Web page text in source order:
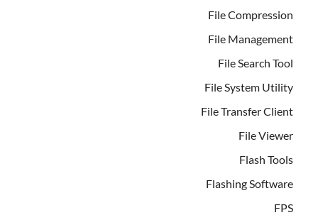
File Compression
File Management
File Search Tool
File System Utility
File Transfer Client
File Viewer
Flash Tools
Flashing Software
FPS